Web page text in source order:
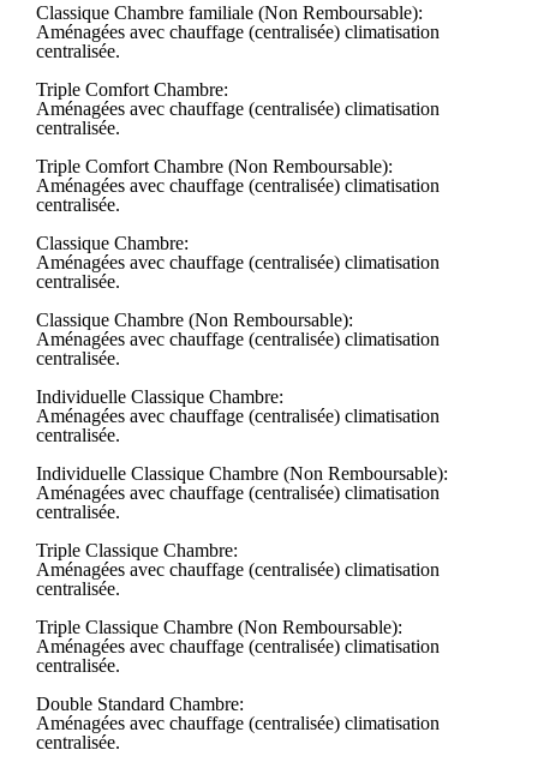
Classique Chambre familiale (Non Remboursable):
Aménagées avec chauffage (centralisée) climatisation
centralisée.
Triple Comfort Chambre:
Aménagées avec chauffage (centralisée) climatisation
centralisée.
Triple Comfort Chambre (Non Remboursable):
Aménagées avec chauffage (centralisée) climatisation
centralisée.
Classique Chambre:
Aménagées avec chauffage (centralisée) climatisation
centralisée.
Classique Chambre (Non Remboursable):
Aménagées avec chauffage (centralisée) climatisation
centralisée.
Individuelle Classique Chambre:
Aménagées avec chauffage (centralisée) climatisation
centralisée.
Individuelle Classique Chambre (Non Remboursable):
Aménagées avec chauffage (centralisée) climatisation
centralisée.
Triple Classique Chambre:
Aménagées avec chauffage (centralisée) climatisation
centralisée.
Triple Classique Chambre (Non Remboursable):
Aménagées avec chauffage (centralisée) climatisation
centralisée.
Double Standard Chambre:
Aménagées avec chauffage (centralisée) climatisation
centralisée.